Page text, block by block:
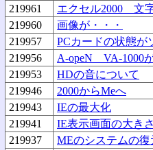
219961
エクセル2000 文
219960
画像が・・・
219957
PCカードの状態が
219956
A-opeN VA-1000
219953
HDの音について
219946
2000からMeへ
219943
IEの最大化
219941
IE表示画面の大き
219937
MEのシステムの復